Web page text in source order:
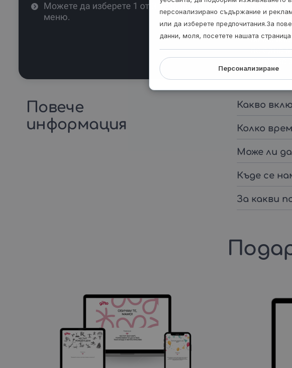
Можете да изберете 1 от 3-те варианта за
меню.
Ако само
месо,
по едно
еднакво
Повече
информация
Какво
Колко
Може ли
Къде се
За какви
персонализирано съдържание и
или да изберете предпочитания.За
данни, моля, посетете нашата
Персонализиране